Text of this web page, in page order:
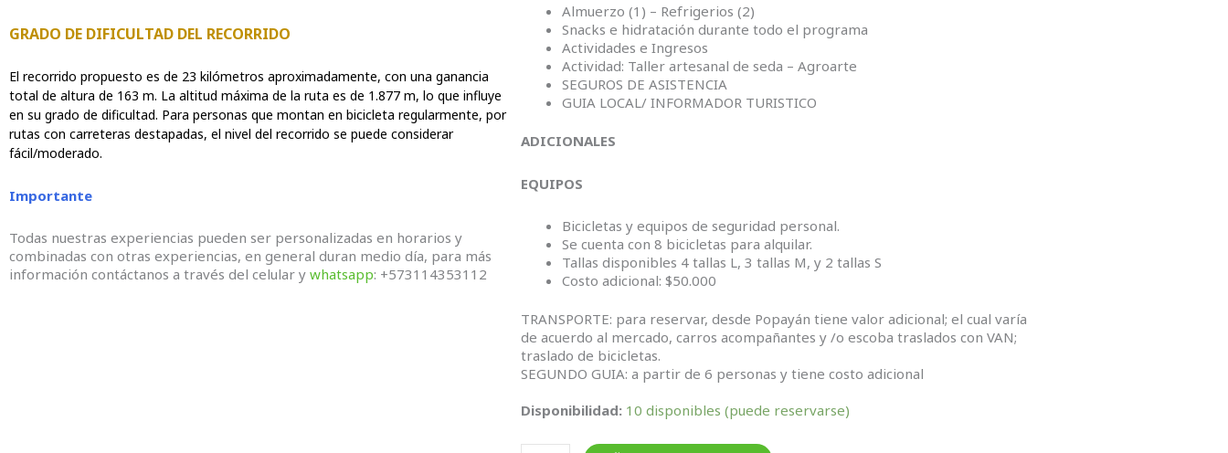
GRADO DE DIFICULTAD DEL RECORRIDO
El recorrido propuesto es de 23 kilómetros aproximadamente, con una ganancia
total de altura de 163 m. La altitud máxima de la ruta es de 1.877 m, lo que influye
en su grado de dificultad. Para personas que montan en bicicleta regularmente, por
rutas con carreteras destapadas, el nivel del recorrido se puede considerar
fácil/moderado.
Importante
Todas nuestras experiencias pueden ser personalizadas en horarios y
combinadas con otras experiencias, en general duran medio día, para más
información contáctanos a través del celular y whatsapp: +573114353112
Almuerzo (1) – Refrigerios (2)
Snacks e hidratación durante todo el programa
Actividades e Ingresos
Actividad: Taller artesanal de seda – Agroarte
SEGUROS DE ASISTENCIA
GUIA LOCAL/ INFORMADOR TURISTICO
ADICIONALES
EQUIPOS
Bicicletas y equipos de seguridad personal.
Se cuenta con 8 bicicletas para alquilar.
Tallas disponibles 4 tallas L, 3 tallas M, y 2 tallas S
Costo adicional: $50.000
TRANSPORTE: para reservar, desde Popayán tiene valor adicional; el cual varía
de acuerdo al mercado, carros acompañantes y /o escoba traslados con VAN;
traslado de bicicletas.
SEGUNDO GUIA: a partir de 6 personas y tiene costo adicional
Disponibilidad: 10 disponibles (puede reservarse)
Bicitour
Ruta